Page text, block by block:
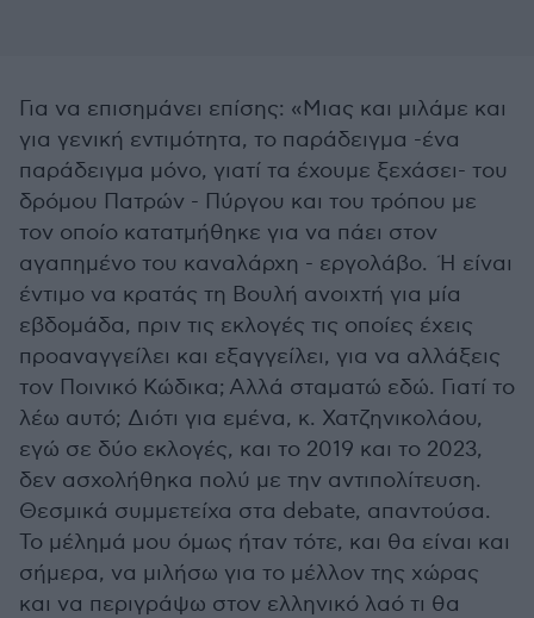
Για να επισημάνει επίσης: «Μιας και μιλάμε και
για γενική εντιμότητα, το παράδειγμα -ένα
παράδειγμα μόνο, γιατί τα έχουμε ξεχάσει- του
δρόμου Πατρών - Πύργου και του τρόπου με
τον οποίο κατατμήθηκε για να πάει στον
αγαπημένο του καναλάρχη - εργολάβο. Ή είναι
έντιμο να κρατάς τη Βουλή ανοιχτή για μία
εβδομάδα, πριν τις εκλογές τις οποίες έχεις
προαναγγείλει και εξαγγείλει, για να αλλάξεις
τον Ποινικό Κώδικα; Αλλά σταματώ εδώ. Γιατί το
λέω αυτό; Διότι για εμένα, κ. Χατζηνικολάου,
εγώ σε δύο εκλογές, και το 2019 και το 2023,
δεν ασχολήθηκα πολύ με την αντιπολίτευση.
Θεσμικά συμμετείχα στα debate, απαντούσα.
Το μέλημά μου όμως ήταν τότε, και θα είναι και
σήμερα, να μιλήσω για το μέλλον της χώρας
και να περιγράψω στον ελληνικό λαό τι θα